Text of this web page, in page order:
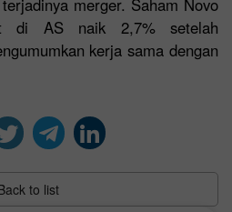
merger. Saham Novo
di AS naik 2,7% setelah
kerja sama dengan
to list